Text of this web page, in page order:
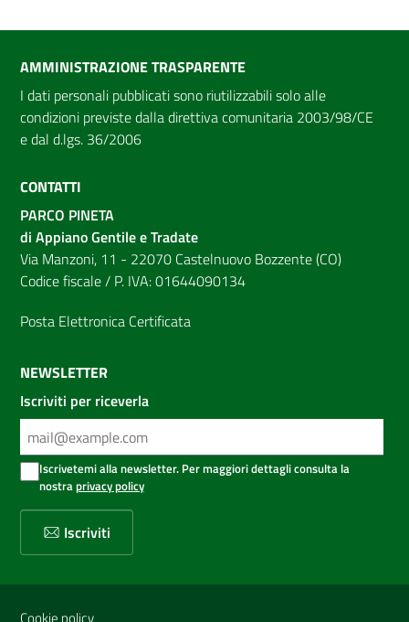
AMMINISTRAZIONE TRASPARENTE
I dati personali pubblicati sono riutilizzabili solo alle
condizioni previste dalla direttiva comunitaria 2003/98/CE
e dal d.lgs. 36/2006
CONTATTI
PARCO PINETA
di Appiano Gentile e Tradate
Via Manzoni, 11 - 22070 Castelnuovo Bozzente (CO)
Codice fiscale / P. IVA: 01644090134
Posta Elettronica Certificata
NEWSLETTER
Iscriviti per riceverla
Iscrivetemi alla newsletter. Per maggiori dettagli consulta la
nostraprivacy policy
Iscriviti
Sezione Link Utili